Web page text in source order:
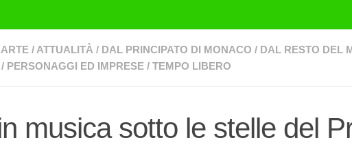
ARTE / ATTUALITÀ / DAL PRINCIPATO DI MONACO / DAL RESTO DEL
/ PERSONAGGI ED IMPRESE / TEMPO LIBERO
musica sotto le stelle del